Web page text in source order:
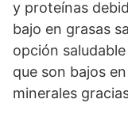
y proteínas
bajo en grasas
opción
que son bajos
minerales